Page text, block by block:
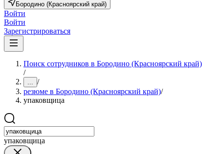
Бородино (Красноярский край)
Войти
Войти
Зарегистрироваться
Поиск сотрудников в Бородино (Красноярский край)
/
... /
резюме в Бородино (Красноярский край)/
упаковщица
упаковщица